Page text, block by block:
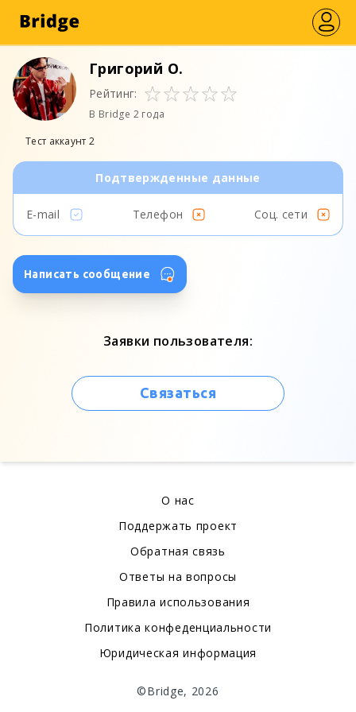
Григорий О.
Рейтинг:
В Bridge 2 года
Тест аккаунт 2
Подтвержденные данные
E-mail Телефон Соц. сети
Написать сообщение
Заявки пользователя:
Связаться
О нас
Поддержать проект
Обратная связь
Ответы на вопросы
Правила использования
Политика конфеденциальности
Юридическая информация
©Bridge, 2026